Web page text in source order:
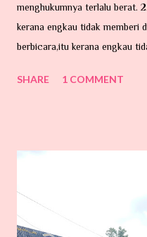
menghukumnya terlalu berat.
kerana engkau tidak memberi
berbicara,itu kerana engkau
5. Jika anakmu pengecut,itu
engkau suka melakukan
lemah, itu kerana engkau suka
SHARE 1 COMMENT